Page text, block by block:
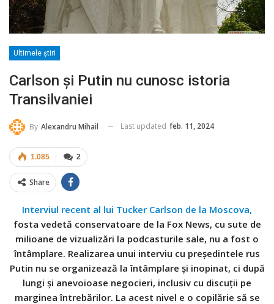
Ultimele ştiri
Carlson și Putin nu cunosc istoria
Transilvaniei
By Alexandru Mihail Last updated feb. 11, 2024
2
1.085
Share
Interviul recent al lui Tucker Carlson de la Moscova,
fosta vedetă conservatoare de la Fox News, cu sute de
milioane de vizualizări la podcasturile sale, nu a fost o
întâmplare. Realizarea unui interviu cu președintele rus
Putin nu se organizează la întâmplare și inopinat, ci după
lungi și anevoioase negocieri, inclusiv cu discuții pe
marginea întrebărilor. La acest nivel e o copilărie să se